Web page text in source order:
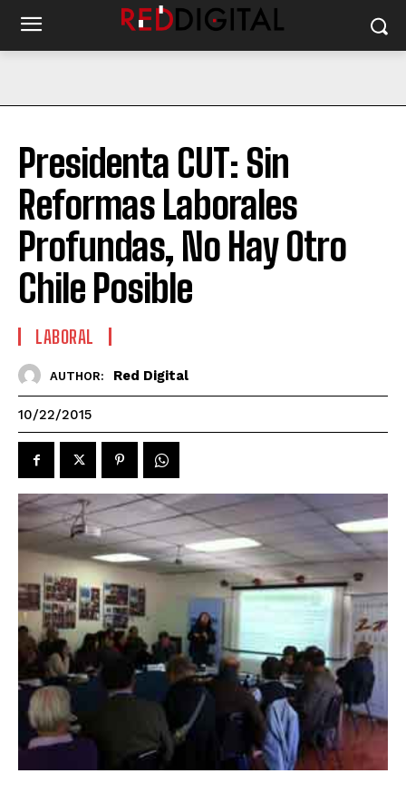
Presidenta CUT: Sin
Reformas Laborales
Profundas, No Hay Otro
Chile Posible
LABORAL
AUTHOR: Red Digital
10/22/2015